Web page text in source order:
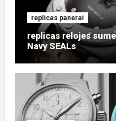
replicas panerai
replicas relojes
Navy SEALs